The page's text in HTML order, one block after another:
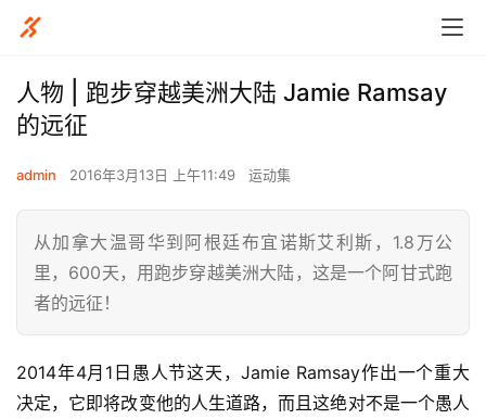
人物 | 跑步穿越美洲大陆 Jamie Ramsay
的远征
admin 2016年3月13日 上午11:49 运动集
从加拿大温哥华到阿根廷布宜诺斯艾利斯，1.8万公
里，600天，用跑步穿越美洲大陆，这是一个阿甘式跑
者的远征！
2014年4月1日愚人节这天，Jamie Ramsay作出一个重大
决定，它即将改变他的人生道路，而且这绝对不是一个愚人